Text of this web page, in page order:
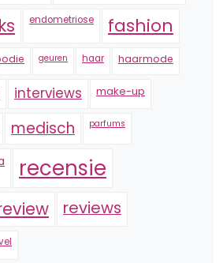
endometriose fashion
geuren haar haarmode
interviews make-up
medisch parfums
recensie
reviews